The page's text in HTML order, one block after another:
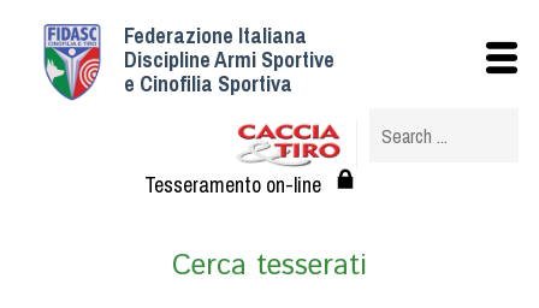
Federazione Italiana
Discipline Armi Sportive
e Cinofilia Sportiva
Tesseramento on-line
Cerca tesserati
Istituzionale
Struttura
Albo Veterinari federali
Tesseramento e Affiliazioni